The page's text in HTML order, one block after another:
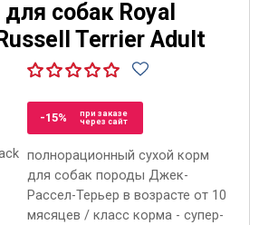
собак Royal
Terrier Adult
-15%
при заказе
через сайт
полнорационный сухой корм
для собак породы Джек-
Рассел-Терьер в возрасте от 10
мясяцев / класс корма - супер-